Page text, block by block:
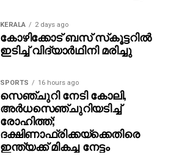
KERALA 2 days ago
കോഴിക്കോട് ബസ് സ്‌കൂട്ടറില്‍
ഇടിച്ച് വിദ്യാര്‍ഥിനി മരിച്ചു
SPORTS 16 hours ago
സെഞ്ചുറി നേടി കോലി,
അര്‍ധസെഞ്ചുറിയടിച്ച്
രോഹിത്ത്;
ദക്ഷിണാഫ്രിക്കയ്‌ക്കെതിരെ
ഇന്ത്യക്ക് മികച്ച നേട്ടം